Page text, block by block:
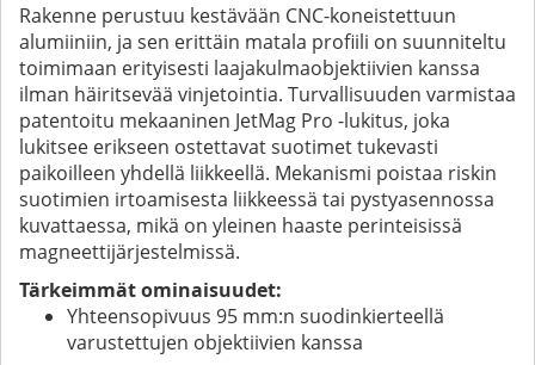
Rakenne perustuu kestävään CNC-koneistettuun
alumiiniin, ja sen erittäin matala profiili on suunniteltu
toimimaan erityisesti laajakulmaobjektiivien kanssa
ilman häiritsevää vinjetointia. Turvallisuuden varmistaa
patentoitu mekaaninen JetMag Pro -lukitus, joka
lukitsee erikseen ostettavat suotimet tukevasti
paikoilleen yhdellä liikkeellä. Mekanismi poistaa riskin
suotimien irtoamisesta liikkeessä tai pystyasennossa
kuvattaessa, mikä on yleinen haaste perinteisissä
magneettijärjestelmissä.
Tärkeimmät ominaisuudet:
Yhteensopivuus 95 mm:n suodinkierteellä
varustettujen objektiivien kanssa